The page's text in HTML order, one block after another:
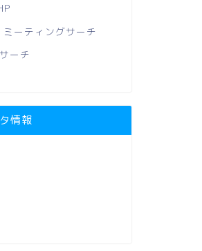
ーティングサーチ
ーチ
情報